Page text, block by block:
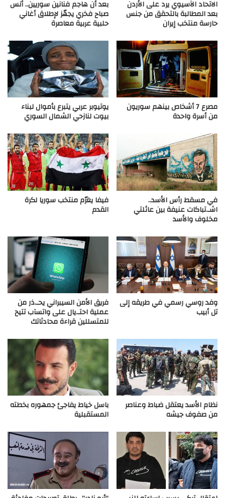
الاتحاد الآسيوي يرد على الأردن
بعد المطالبة بالتحقق من جنس
حارسة منتخب إيران
بعد أن هاجم فنانين سوريين.. أنس
صباح فخري يجهّز لإطلاق أغاني
حلبية عربية معاصرة
مصرع 7 أشخاص بينهم سوريون
من أسرة واحدة
يوتيوبر عربي يتبرع بأموال لبناء
بيوت لنازحي الشمال السوري
في مسقط رأس الأسد..
اشـ.تباكات عنيفة بين عائلتي
مخلوف والأسد
فيفا يغرّم منتخب سوريا لكرة
القدم
وفد روسي رسمي في طريقه إلى
تل أبيب
فريق الأمن السيبراني يحـ.ذر من
عملية احتـ.يال على واتسآب تتيح
للمتسللين قراءة محادثاتك
نظام الأسد يعتقل ضباط وعناصر
من صفوف جيشه
باسل خياط يفاجئ جمهوره بخطته
المستقبلية